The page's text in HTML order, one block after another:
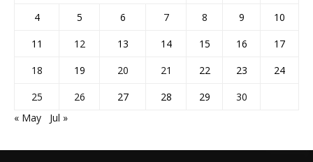
4
5 6 7 8 9
10
11
12 13 14 15 16
17
18
19 20 21 22 23
24
25
26 27 28 29
30
« May
Jul »